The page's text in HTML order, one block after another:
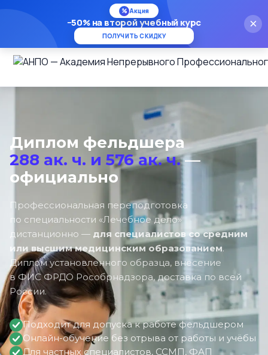
×
% Акция
−50% на второй учебный курс
ПОЛУЧИТЬ СКИДКУ
Диплом фельдшера
288 ак. ч. и 576 ак. ч.—
официально
Профессиональная переподготовка
по специальности «Лечебное дело»
дистанционно — для специалистов со средним
или высшим медицинским образованием.
Диплом установленного образца, внесение
в ФИС ФРДО Рособрнадзора, доставка по всей
России.
Подходит для допуска к работе фельдшером
Онлайн-обучение без отрыва от работы и учёбы
Для частных специалистов, ССМП, ФАП